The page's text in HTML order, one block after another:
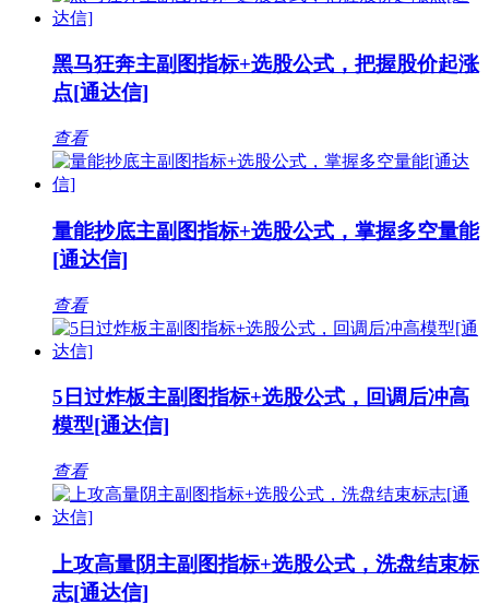
黑马狂奔主副图指标+选股公式，把握股价起涨
点[通达信]
查看
量能抄底主副图指标+选股公式，掌握多空量能
[通达信]
查看
5日过炸板主副图指标+选股公式，回调后冲高
模型[通达信]
查看
上攻高量阴主副图指标+选股公式，洗盘结束标
志[通达信]